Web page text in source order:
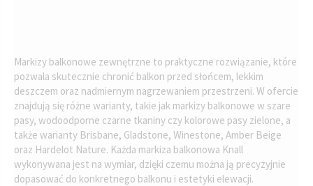
Markizy balkonowe zewnętrzne to praktyczne rozwiązanie, które
pozwala skutecznie chronić balkon przed słońcem, lekkim
deszczem oraz nadmiernym nagrzewaniem przestrzeni. W ofercie
znajdują się różne warianty, takie jak markizy balkonowe w szare
pasy, wodoodporne czarne tkaniny czy kolorowe pasy zielone, a
także warianty Brisbane, Gladstone, Winestone, Amber Beige
oraz Hardelot Nature. Każda markiza balkonowa Knall
wykonywana jest na wymiar, dzięki czemu można ją precyzyjnie
dopasować do konkretnego balkonu i estetyki elewacji.